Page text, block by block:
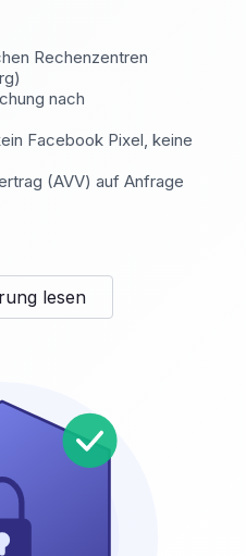
Rechenzentren
nach
Facebook Pixel, keine
(AVV) auf Anfrage
lesen